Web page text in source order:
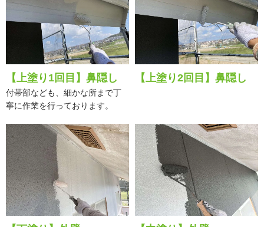
【上塗り1回目】鼻隠し
付帯部なども、細かな所まで丁
寧に作業を行っております。
【上塗り2回目】鼻隠し